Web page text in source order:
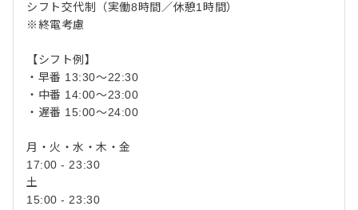
シフト交代制（実働8時間／休憩1時間）
※終電考慮
【シフト例】
・早番 13:30～22:30
・中番 14:00～23:00
・遅番 15:00～24:00
月・火・水・木・金
17:00 - 23:30
土
15:00 - 23:30